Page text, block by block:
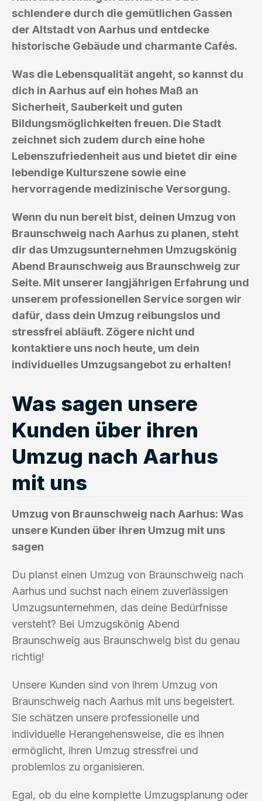
schlendere durch die gemütlichen Gassen
der Altstadt von Aarhus und entdecke
historische Gebäude und charmante Cafés.
Was die Lebensqualität angeht, so kannst du
dich in Aarhus auf ein hohes Maß an
Sicherheit, Sauberkeit und guten
Bildungsmöglichkeiten freuen. Die Stadt
zeichnet sich zudem durch eine hohe
Lebenszufriedenheit aus und bietet dir eine
lebendige Kulturszene sowie eine
hervorragende medizinische Versorgung.
Wenn du nun bereit bist, deinen Umzug von
Braunschweig nach Aarhus zu planen, steht
dir das Umzugsunternehmen Umzugskönig
Abend Braunschweig aus Braunschweig zur
Seite. Mit unserer langjährigen Erfahrung und
unserem professionellen Service sorgen wir
dafür, dass dein Umzug reibungslos und
stressfrei abläuft. Zögere nicht und
kontaktiere uns noch heute, um dein
individuelles Umzugsangebot zu erhalten!
Was sagen unsere
Kunden über ihren
Umzug nach Aarhus
mit uns
Umzug von Braunschweig nach Aarhus: Was
unsere Kunden über ihren Umzug mit uns
sagen
Du planst einen Umzug von Braunschweig nach
Aarhus und suchst nach einem zuverlässigen
Umzugsunternehmen, das deine Bedürfnisse
versteht? Bei Umzugskönig Abend
Braunschweig aus Braunschweig bist du genau
richtig!
Unsere Kunden sind von ihrem Umzug von
Braunschweig nach Aarhus mit uns begeistert.
Sie schätzen unsere professionelle und
individuelle Herangehensweise, die es ihnen
ermöglicht, ihren Umzug stressfrei und
problemlos zu organisieren.
Egal, ob du eine komplette Umzugsplanung oder